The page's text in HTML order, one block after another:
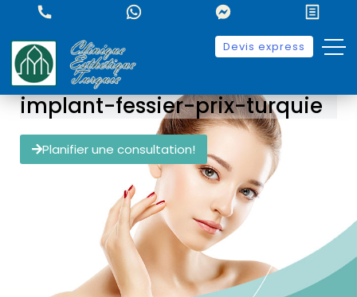
Devis express
implant-fessier-prix-turquie
Planifier une consultation!